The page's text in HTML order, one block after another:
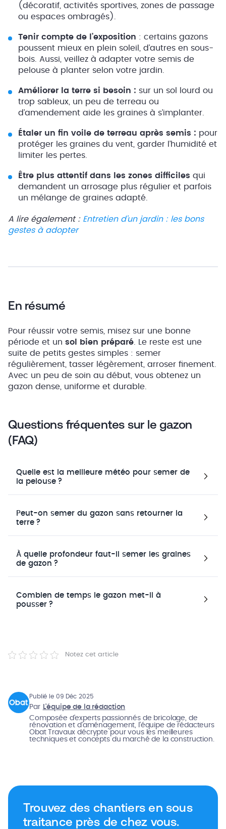
(décoratif, activités sportives, zones de passage
ou espaces ombragés).
Tenir compte de l’exposition : certains gazons
poussent mieux en plein soleil, d’autres en sous-
bois. Aussi, veillez à adapter votre semis de
pelouse à planter selon votre jardin.
Améliorer la terre si besoin : sur un sol lourd ou
trop sableux, un peu de terreau ou
d’amendement aide les graines à s’implanter.
Étaler un fin voile de terreau après semis : pour
protéger les graines du vent, garder l’humidité et
limiter les pertes.
Être plus attentif dans les zones difficiles qui
demandent un arrosage plus régulier et parfois
un mélange de graines adapté.
A lire également : Entretien d’un jardin : les bons
gestes à adopter
En résumé
Pour réussir votre semis, misez sur une bonne
période et un sol bien préparé . Le reste est une
suite de petits gestes simples : semer
régulièrement, tasser légèrement, arroser finement.
Avec un peu de soin au début, vous obtenez un
gazon dense, uniforme et durable.
Questions fréquentes sur le gazon
(FAQ)
Quelle est la meilleure météo pour semer de
la pelouse ?
Peut-on semer du gazon sans retourner la
terre ?
À quelle profondeur faut-il semer les graines
de gazon ?
Combien de temps le gazon met-il à
pousser ?
Notez cet article
Publié le 09 Déc 2025
Par L'équipe de la rédaction
Composée d'experts passionnés de bricolage, de
rénovation et d'aménagement, l'équipe de rédacteurs
Obat Travaux décrypte pour vous les meilleures
techniques et concepts du marché de la construction.
Trouvez des chantiers en sous
traitance près de chez vous.